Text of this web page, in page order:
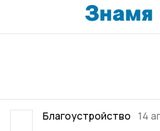
Благоустройство 14